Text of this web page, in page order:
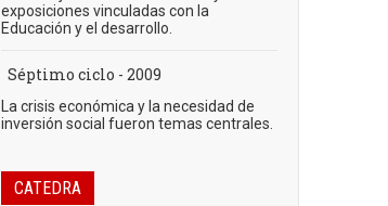
exposiciones vinculadas con la
Educación y el desarrollo.
Séptimo ciclo - 2009
La crisis económica y la necesidad de
inversión social fueron temas centrales.
CATEDRA